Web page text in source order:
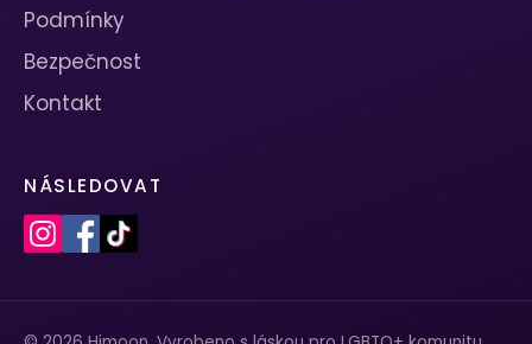
Podmínky
Bezpečnost
Kontakt
NÁSLEDOVAT